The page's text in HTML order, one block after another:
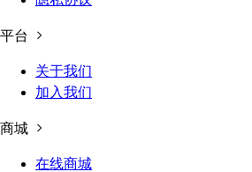
平台
关于我们
加入我们
商城
在线商城